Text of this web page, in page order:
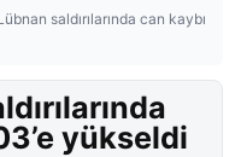
saldırılarında can kaybı
yükseldi